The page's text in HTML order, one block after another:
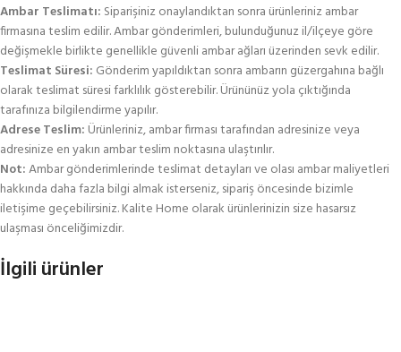
Ambar Teslimatı: Siparişiniz onaylandıktan sonra ürünleriniz ambar
firmasına teslim edilir. Ambar gönderimleri, bulunduğunuz il/ilçeye göre
değişmekle birlikte genellikle güvenli ambar ağları üzerinden sevk edilir.
Teslimat Süresi: Gönderim yapıldıktan sonra ambarın güzergahına bağlı
olarak teslimat süresi farklılık gösterebilir. Ürününüz yola çıktığında
tarafınıza bilgilendirme yapılır.
Adrese Teslim: Ürünleriniz, ambar firması tarafından adresinize veya
adresinize en yakın ambar teslim noktasına ulaştırılır.
Not:Ambar gönderimlerinde teslimat detayları ve olası ambar maliyetleri
hakkında daha fazla bilgi almak isterseniz, sipariş öncesinde bizimle
iletişime geçebilirsiniz. Kalite Home olarak ürünlerinizin size hasarsız
ulaşması önceliğimizdir.
İlgili ürünler